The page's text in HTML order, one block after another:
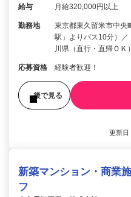
給与 月給320,000円以上
勤務地
東京都東久留米市中央
駅」よりバス10分）
川県（直行・直帰ＯＫ）
応募資格 経験者歓迎！
後で見る
更新
新築マンション・商業
フ